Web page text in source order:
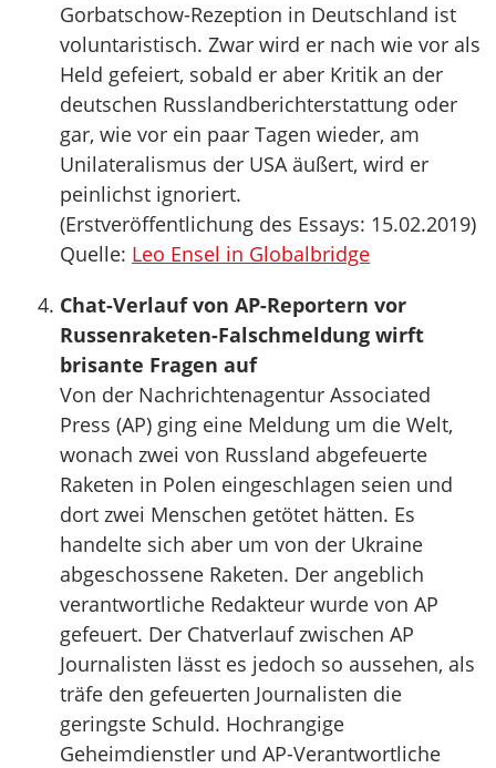
Gorbatschow-Rezeption in Deutschland ist
voluntaristisch. Zwar wird er nach wie vor als
Held gefeiert, sobald er aber Kritik an der
deutschen Russlandberichterstattung oder
gar, wie vor ein paar Tagen wieder, am
Unilateralismus der USA äußert, wird er
peinlichst ignoriert.
(Erstveröffentlichung des Essays: 15.02.2019)
Quelle: Leo Ensel in Globalbridge
Chat-Verlauf von AP-Reportern vor
Russenraketen-Falschmeldung wirft
brisante Fragen auf
Von der Nachrichtenagentur Associated
Press (AP) ging eine Meldung um die Welt,
wonach zwei von Russland abgefeuerte
Raketen in Polen eingeschlagen seien und
dort zwei Menschen getötet hätten. Es
handelte sich aber um von der Ukraine
abgeschossene Raketen. Der angeblich
verantwortliche Redakteur wurde von AP
gefeuert. Der Chatverlauf zwischen AP
Journalisten lässt es jedoch so aussehen, als
träfe den gefeuerten Journalisten die
geringste Schuld. Hochrangige
Geheimdienstler und AP-Verantwortliche